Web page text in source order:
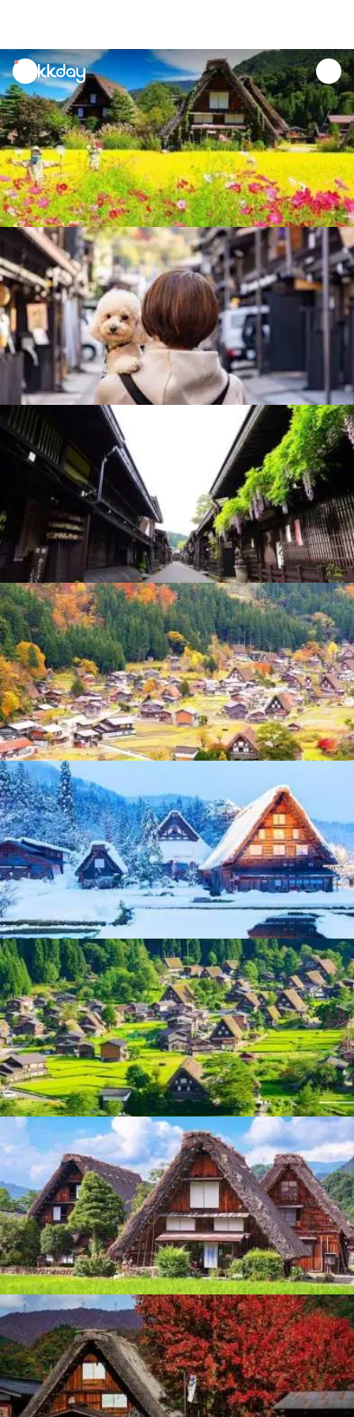
unread
notifications